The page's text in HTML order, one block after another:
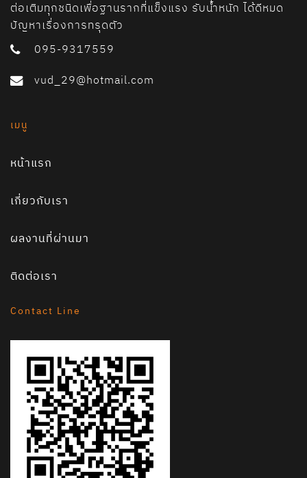
ต่อเติมทุกชนิดเพื่อฐานรากที่แข็งแรง รับน้ำหนัก ได้ดีหมด
ปัญหาเรื่องการทรุดตัว
095-9317559
vud_29@hotmail.com
เมนู
หน้าแรก
เกี่ยวกับเรา
ผลงานที่ผ่านมา
ติดต่อเรา
Contact Line